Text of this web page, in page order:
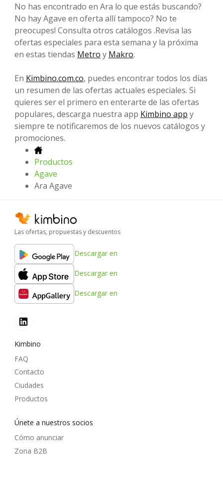
No has encontrado en Ara lo que estás buscando?
No hay Agave en oferta allí tampoco? No te
preocupes! Consulta otros catálogos .Revisa las
ofertas especiales para esta semana y la próxima
en estas tiendas Metro y Makro.
En Kimbino.com.co, puedes encontrar todos los días
un resumen de las ofertas actuales especiales. Si
quieres ser el primero en enterarte de las ofertas
populares, descarga nuestra app Kimbino app y
siempre te notificaremos de los nuevos catálogos y
promociones.
Productos
Agave
Ara Agave
Las ofertas, propuestas y descuentos
Descargar en
Descargar en
Descargar en
Kimbino
FAQ
Contacto
Ciudades
Productos
Únete a nuestros socios
Cómo anunciar
Zona B2B